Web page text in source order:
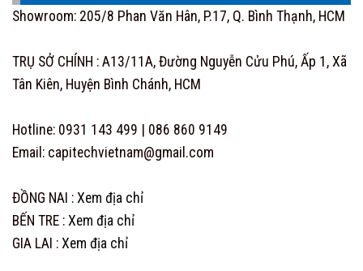
Showroom: 205/8 Phan Văn Hân, P.17, Q. Bình Thạnh, HCM
TRỤ SỞ CHÍNH : A13/11A, Đường Nguyễn Cửu Phú, Ấp 1, Xã
Tân Kiên, Huyện Bình Chánh, HCM
Hotline: 0931 143 499 | 086 860 9149
Email: capitechvietnam@gmail.com
ĐỒNG NAI : Xem địa chỉ
BẾN TRE : Xem địa chỉ
GIA LAI : Xem địa chỉ